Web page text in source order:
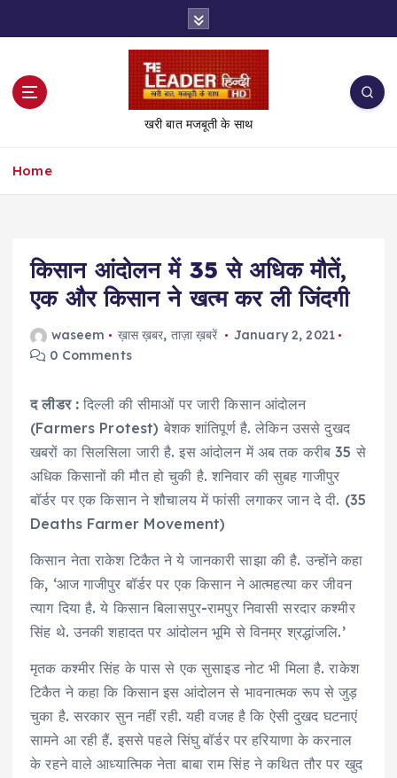
t
खरी बात मजबूती के साथ
Home
किसान आंदोलन में 35 से अधिक मौतें,
एक और किसान ने खत्म कर ली जिंदगी
waseem ख़ास ख़बर, ताज़ा ख़बरें
January 2, 2021
0 Comments
द लीडर : दिल्ली की सीमाओं पर जारी किसान आंदोलन
(Farmers Protest) बेशक शांतिपूर्ण है. लेकिन उससे दुखद
खबरों का सिलसिला जारी है. इस आंदोलन में अब तक करीब 35 से
अधिक किसानों की मौत हो चुकी है. शनिवार की सुबह गाजीपुर
बॉर्डर पर एक किसान ने शौचालय में फांसी लगाकर जान दे दी. (35
Deaths Farmer Movement)
किसान नेता राकेश टिकैत ने ये जानकारी साझा की है. उन्होंने कहा
कि, ‘आज गाजीपुर बॉर्डर पर एक किसान ने आत्महत्या कर जीवन
त्याग दिया है. ये किसान बिलासपुर-रामपुर निवासी सरदार कश्मीर
सिंह थे. उनकी शहादत पर आंदोलन भूमि से विनम्र श्रद्धांजलि.’
मृतक कश्मीर सिंह के पास से एक सुसाइड नोट भी मिला है. राकेश
टिकैत ने कहा कि किसान इस आंदोलन से भावनात्मक रूप से जुड़
चुका है. सरकार सुन नहीं रही. यही वजह है कि ऐसी दुखद घटनाएं
सामने आ रही हैं. इससे पहले सिंघु बॉर्डर पर हरियाणा के करनाल
के रहने वाले आध्यात्मिक नेता बाबा राम सिंह ने कथित तौर पर खुद